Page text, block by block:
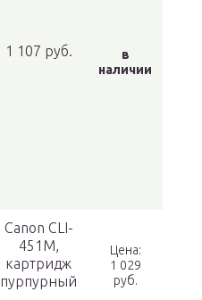
1 107 руб.
в
наличии
Canon CLI-
451M,
картридж
пурпурный
Цена:
1 029
руб.